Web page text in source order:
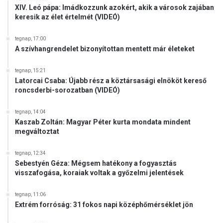
XIV. Leó pápa: Imádkozzunk azokért, akik a városok zajában
keresik az élet értelmét (VIDEÓ)
tegnap, 17:00
A szívhangrendelet bizonyítottan mentett már életeket
tegnap, 15:21
Latorcai Csaba: Újabb rész a köztársasági elnököt kereső
roncsderbi-sorozatban (VIDEÓ)
tegnap, 14:04
Kaszab Zoltán: Magyar Péter kurta mondata mindent
megváltoztat
tegnap, 12:34
Sebestyén Géza: Mégsem hatékony a fogyasztás
visszafogása, koraiak voltak a győzelmi jelentések
tegnap, 11:06
Extrém forróság: 31 fokos napi középhőmérséklet jön